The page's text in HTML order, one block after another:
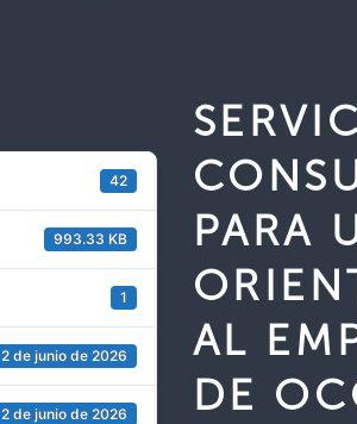
42
993.33 KB
1
2 de junio de 2026
2 de junio de 2026
PARA
AL
DE